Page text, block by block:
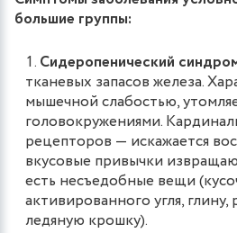
большие группы:
Сидеропенический
тканевых запасов железа.
мышечной слабостью,
головокружениями.
рецепторов — искажается
вкусовые привычки
есть несъедобные вещи
активированного угля,
ледяную крошку).